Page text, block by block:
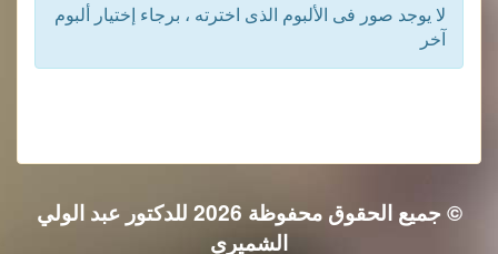
لا يوجد صور فى الألبوم الذى اخترته ، برجاء إختيار ألبوم
آخر
© جميع الحقوق محفوظة 2026 للدكتور عبد الولي
الشميري